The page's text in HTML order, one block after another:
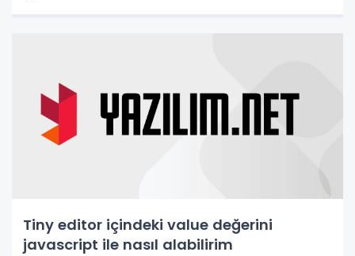
Tiny editor içindeki value değerini
javascript ile nasıl alabilirim